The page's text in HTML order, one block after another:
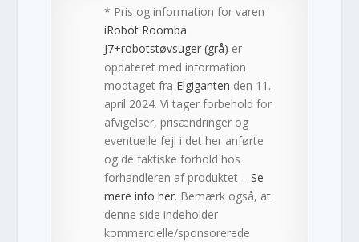
* Pris og information for varen
iRobot Roomba
J7+robotstøvsuger (grå) er
opdateret med information
modtaget fra Elgiganten den 11.
april 2024. Vi tager forbehold for
afvigelser, prisændringer og
eventuelle fejl i det her anførte
og de faktiske forhold hos
forhandleren af produktet –Se
mere info her. Bemærk også, at
denne side indeholder
kommercielle/sponsorerede